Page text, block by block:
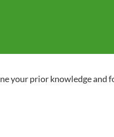
your prior knowledge and